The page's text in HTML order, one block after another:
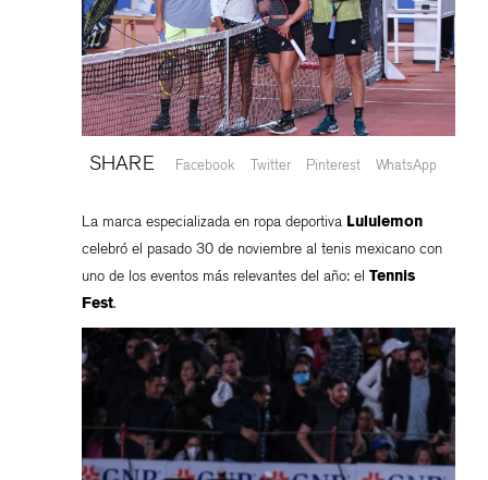
SHARE Facebook Twitter Pinterest WhatsApp
La marca especializada en ropa deportiva Lululemon
celebró el pasado 30 de noviembre al tenis mexicano con
uno de los eventos más relevantes del año: el Tennis
Fest.